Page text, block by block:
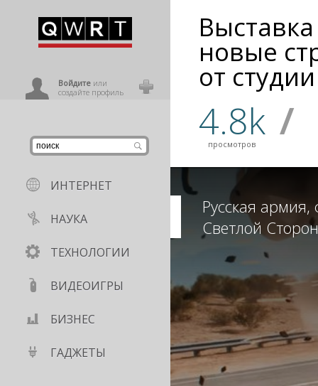
Войдитеили
создайте профиль
ИНТЕРНЕТ
НАУКА
ТЕХНОЛОГИИ
ВИДЕОИГРЫ
БИЗНЕС
ГАДЖЕТЫ
новые
от
4.8k
просмотров /
Русская
Светлой